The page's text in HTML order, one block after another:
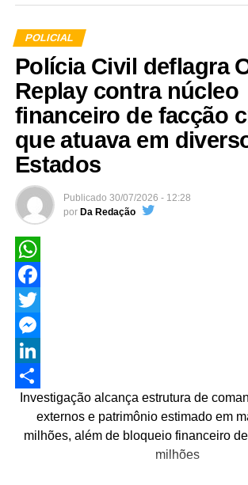
POLICIAL
Polícia Civil deflagra
Replay contra núcleo
financeiro de facção
que atuava em
Estados
Publicado 30/07/2026 - 12:28
por Da Redação
WhatsApp
Facebook
Twitter
Messenger
LinkedIn
Share
Investigação alcança estrutura de
externos e patrimônio estimado em
milhões, além de bloqueio financeiro
milhões